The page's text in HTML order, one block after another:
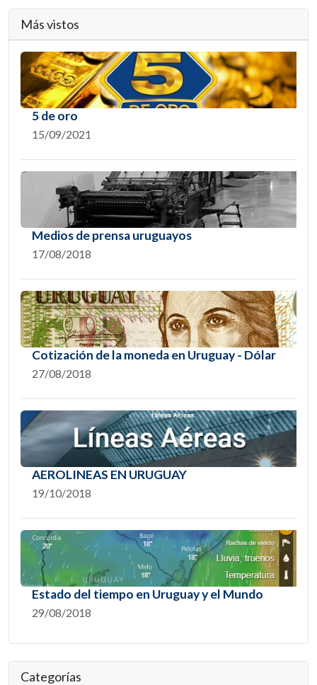
Más vistos
5 de oro
15/09/2021
Medios de prensa uruguayos
17/08/2018
Cotización de la moneda en Uruguay - Dólar
27/08/2018
AEROLINEAS EN URUGUAY
19/10/2018
Estado del tiempo en Uruguay y el Mundo
29/08/2018
Categorías